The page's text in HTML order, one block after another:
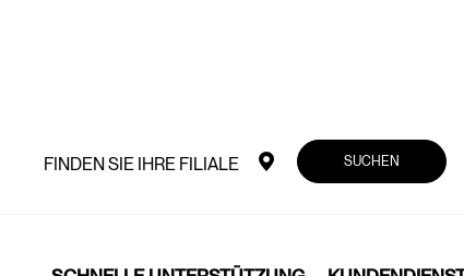
FINDEN SIE IHRE FILIALE SUCHEN